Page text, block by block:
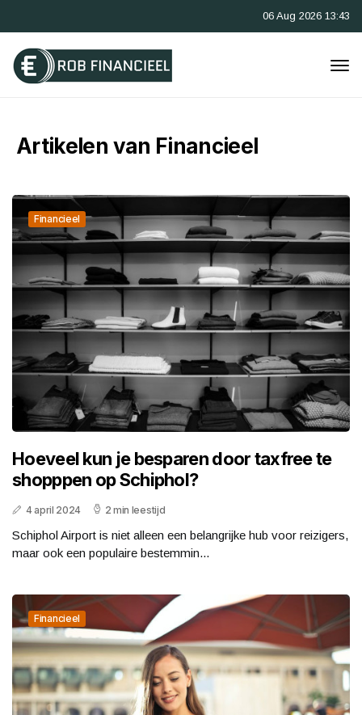
06 Aug 2026 13:43
Artikelen van Financieel
Financieel
Hoeveel kun je besparen door taxfree te
shopppen op Schiphol?
4 april 2024 2 min leestijd
Schiphol Airport is niet alleen een belangrijke hub voor reizigers,
maar ook een populaire bestemmin...
Financieel